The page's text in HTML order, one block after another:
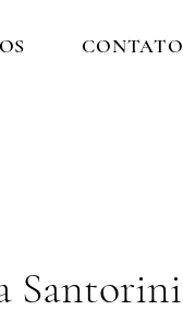
CONTATO
Santorini